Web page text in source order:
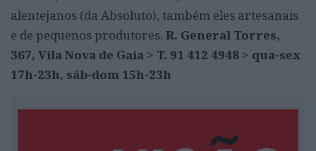
alentejanos (da Absoluto), também eles artesanais
e de pequenos produtores. R. General Torres,
367, Vila Nova de Gaia > T. 91 412 4948 > qua-sex
17h-23h, sáb-dom 15h-23h